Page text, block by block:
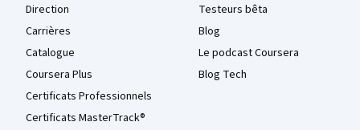
Direction
Carrières
Catalogue
Coursera Plus
Certificats Professionnels
Certificats MasterTrack®
Testeurs bêta
Blog
Le podcast Coursera
Blog Tech